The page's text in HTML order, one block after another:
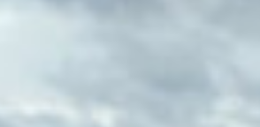
Наши гости
Погода